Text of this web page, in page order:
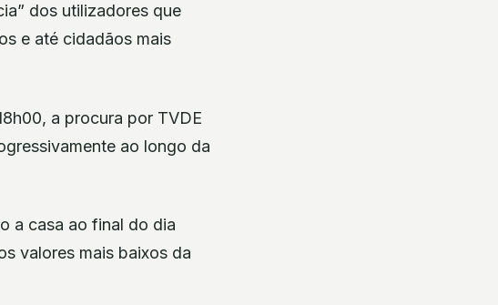
dos utilizadores que
e até cidadãos mais
a procura por TVDE
ao longo da
a casa ao final do dia
valores mais baixos da